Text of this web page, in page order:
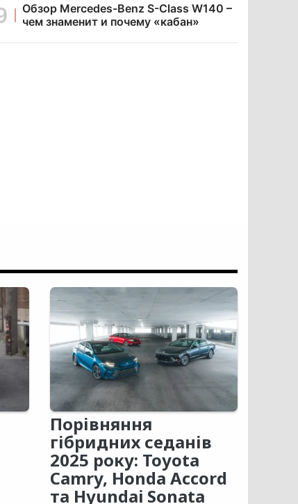
Обзор Mercedes-Benz S-Class W140 –
чем знаменит и почему «кабан»
Порівняння
гібридних седанів
2025 року: Toyota
Camry, Honda Accord
та Hyundai Sonata